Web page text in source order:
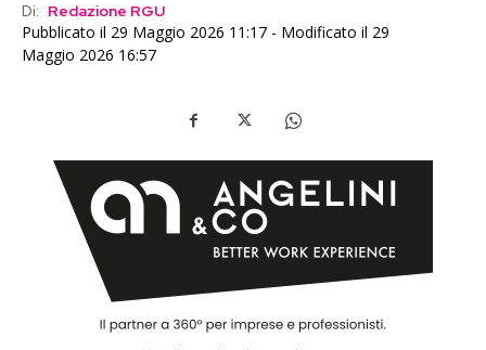
Di: Redazione RGU
Pubblicato il 29 Maggio 2026 11:17 - Modificato il 29
Maggio 2026 16:57